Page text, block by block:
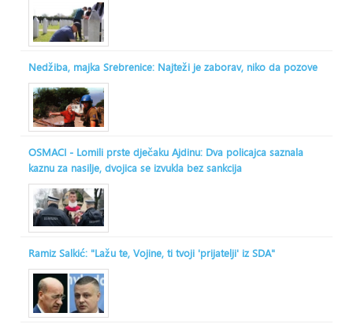
Nedžiba, majka Srebrenice: Najteži je zaborav, niko da pozove
OSMACI - Lomili prste dječaku Ajdinu: Dva policajca saznala
kaznu za nasilje, dvojica se izvukla bez sankcija
Ramiz Salkić: "Lažu te, Vojine, ti tvoji 'prijatelji' iz SDA"